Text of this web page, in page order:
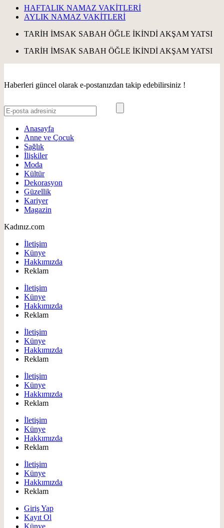
HAFTALIK NAMAZ VAKİTLERİ
AYLIK NAMAZ VAKİTLERİ
TARİH İMSAK SABAH ÖĞLE İKİNDİ AKŞAMYATSI
TARİH İMSAK SABAH ÖĞLE İKİNDİ AKŞAMYATSI
Haberleri güncel olarak e-postanızdan takip edebilirsiniz !
Anasayfa
Anne ve Çocuk
Sağlık
İlişkiler
Moda
Kültür
Dekorasyon
Güzellik
Kariyer
Magazin
Kadınız.com
İletişim
Künye
Hakkımızda
Reklam
İletişim
Künye
Hakkımızda
Reklam
İletişim
Künye
Hakkımızda
Reklam
İletişim
Künye
Hakkımızda
Reklam
İletişim
Künye
Hakkımızda
Reklam
İletişim
Künye
Hakkımızda
Reklam
Giriş Yap
Kayıt Ol